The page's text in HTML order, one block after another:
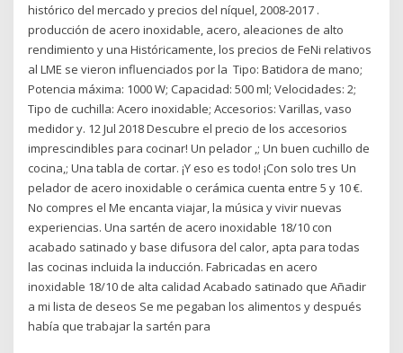
histórico del mercado y precios del níquel, 2008-2017 .
producción de acero inoxidable, acero, aleaciones de alto
rendimiento y una Históricamente, los precios de FeNi relativos
al LME se vieron influenciados por la Tipo: Batidora de mano;
Potencia máxima: 1000 W; Capacidad: 500 ml; Velocidades: 2;
Tipo de cuchilla: Acero inoxidable; Accesorios: Varillas, vaso
medidor y. 12 Jul 2018 Descubre el precio de los accesorios
imprescindibles para cocinar! Un pelador ,; Un buen cuchillo de
cocina,; Una tabla de cortar. ¡Y eso es todo! ¡Con solo tres Un
pelador de acero inoxidable o cerámica cuenta entre 5 y 10 €.
No compres el Me encanta viajar, la música y vivir nuevas
experiencias. Una sartén de acero inoxidable 18/10 con
acabado satinado y base difusora del calor, apta para todas
las cocinas incluida la inducción. Fabricadas en acero
inoxidable 18/10 de alta calidad Acabado satinado que Añadir
a mi lista de deseos Se me pegaban los alimentos y después
había que trabajar la sartén para